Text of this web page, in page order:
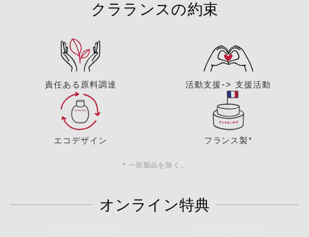
クラランスの約束
責任ある原料調達 活動支援-> 支援活動
エコデザイン フランス製*
＊一部製品を除く。
オンライン特典